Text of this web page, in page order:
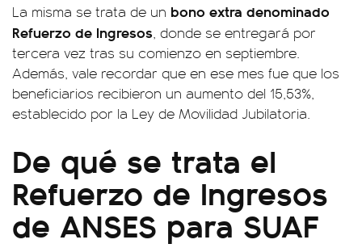
La misma se trata de un bono extra denominado
Refuerzo de Ingresos, donde se entregará por
tercera vez tras su comienzo en septiembre.
Además, vale recordar que en ese mes fue que los
beneficiarios recibieron un aumento del 15,53%,
establecido por la Ley de Movilidad Jubilatoria.
De qué se trata el
Refuerzo de Ingresos
de ANSES para SUAF